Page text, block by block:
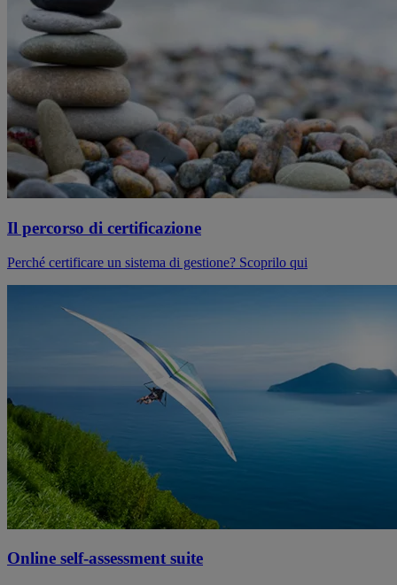
Il percorso di certificazione
Perché certificare un sistema di gestione? Scoprilo qui
Online self-assessment suite